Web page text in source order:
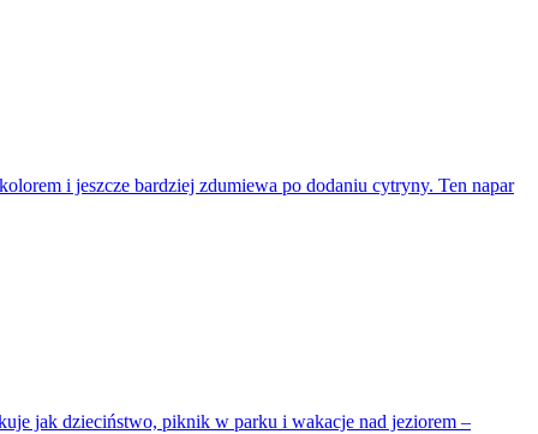
i jeszcze bardziej zdumiewa po dodaniu cytryny. Ten napar
jak dzieciństwo, piknik w parku i wakacje nad jeziorem –